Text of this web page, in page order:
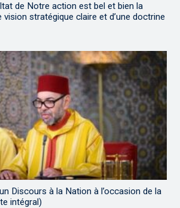
de Notre action est bel et bien la
vision stratégique claire et d’une doctrine
Discours à la Nation à l’occasion de la
intégral)